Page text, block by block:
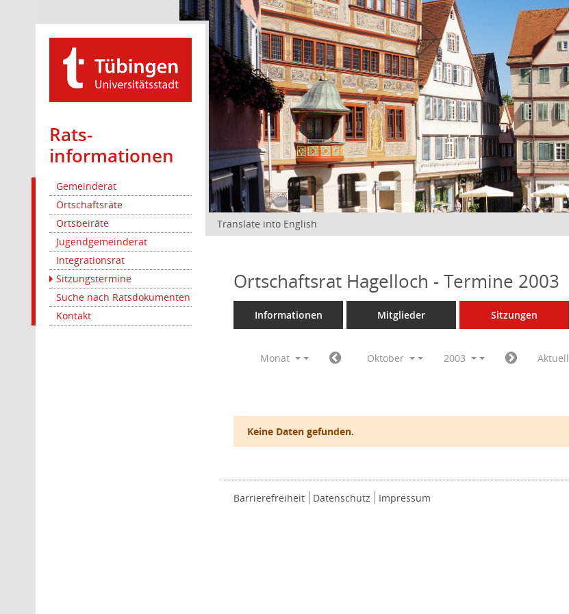
Rats­
informationen
Gemeinderat
Ortschaftsräte
Ortsbeiräte
Jugendgemeinderat
Integrationsrat
Sitzungstermine
Suche nach Ratsdokumenten
Kontakt
Translate into English
Ortschaftsrat Hagelloch - Termine 2003
Informationen Mitglieder Sitzungen
Monat Oktober 2003 Aktuell
Keine Daten gefunden.
Barrierefreiheit Datenschutz Impressum